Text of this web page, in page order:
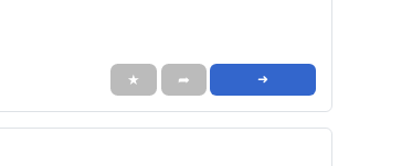
★ ➦ ➜